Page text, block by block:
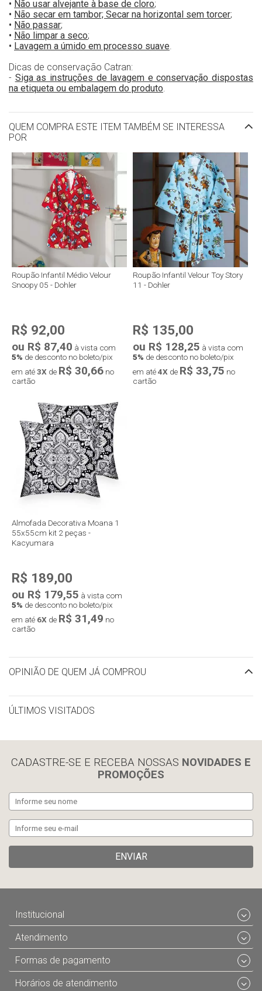
• Não usar alvejante à base de cloro;
• Não secar em tambor; Secar na horizontal sem torcer;
• Não passar;
• Não limpar a seco;
• Lavagem a úmido em processo suave
Dicas de conservação Catran:
- Siga as instruções de lavagem e conservação dispostas
na etiqueta ou embalagem do produto
QUEM COMPRA ESTE ITEM TAMBÉM SE INTERESSA
POR
Roupão Infantil Médio Velour
Snoopy 05 - Dohler
R$ 92,00
ou R$ 87,40 à vista com
5% de desconto no boleto/pix
em até3X de R$ 30,66 no
cartão
Roupão Infantil Velour Toy Story
11 - Dohler
R$ 135,00
ou R$ 128,25 à vista com
5% de desconto no boleto/pix
em até4X de R$ 33,75 no
cartão
Almofada Decorativa Moana 1
55x55cm kit 2 peças -
Kacyumara
R$ 189,00
ou R$ 179,55 à vista com
5% de desconto no boleto/pix
em até 6X de R$ 31,49 no
cartão
OPINIÃO DE QUEM JÁ COMPROU
ÚLTIMOS VISITADOS
CADASTRE-SE E RECEBA NOSSAS NOVIDADES E
PROMOÇÕES
ENVIAR
Institucional
Atendimento
Formas de pagamento
Horários de atendimento